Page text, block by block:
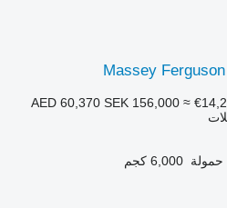
Massey
SEK 156,000 ≈
حمولة 6,000 كجم